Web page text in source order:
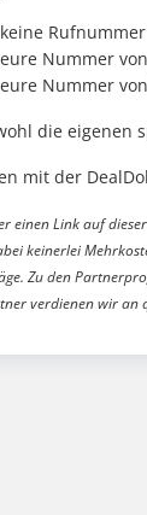
Nummer
Nummer
die eigenen
mit der
einen Link auf
keinerlei
Zu den
verdienen wir an